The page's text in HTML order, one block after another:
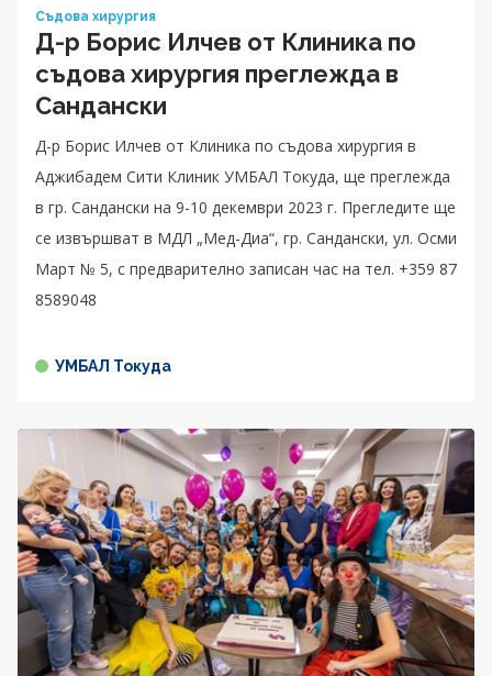
Съдова хирургия
Д-р Борис Илчев от Клиника по
съдова хирургия преглежда в
Сандански
Д-р Борис Илчев от Клиника по съдова хирургия в
Аджибадем Сити Клиник УМБАЛ Токуда, ще преглежда
в гр. Сандански на 9-10 декември 2023 г. Прегледите ще
се извършват в МДЛ „Мед-Диа“, гр. Сандански, ул. Осми
Март № 5, с предварително записан час на тел. +359 87
8589048
УМБАЛ Токуда